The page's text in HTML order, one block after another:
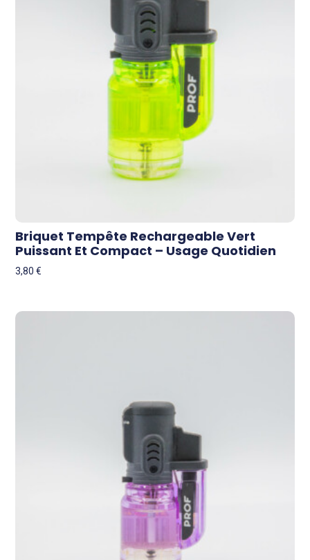
Briquet Tempête Rechargeable Vert
Puissant Et Compact – Usage Quotidien
3,80€